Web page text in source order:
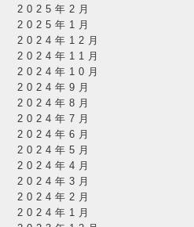
2025年2月
2025年1月
2024年12月
2024年11月
2024年10月
2024年9月
2024年8月
2024年7月
2024年6月
2024年5月
2024年4月
2024年3月
2024年2月
2024年1月